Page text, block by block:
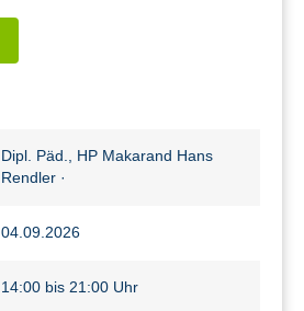
Dipl. Päd., HP Makarand Hans
Rendler ·
04.09.2026
14:00 bis 21:00 Uhr